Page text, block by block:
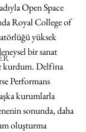
Open Space
Royal College of
yüksek
bir sanat
kurdum. Delfina
Performans
kurumlarla
sonunda, daha
oluşturma